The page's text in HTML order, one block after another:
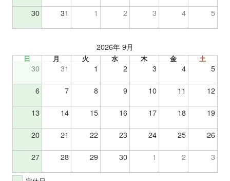
30 31 1 2 3 4 5
2026年 9月
日 月 火 水 木 金 土
30 31 1 2 3 4 5
6 7 8 9 10 11 12
13 14 15 16 17 18 19
20 21 22 23 24 25 26
27 28 29 30 1 2 3